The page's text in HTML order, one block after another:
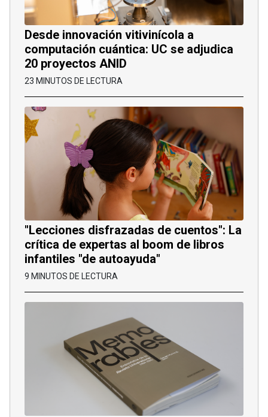
Desde innovación vitivinícola a
computación cuántica: UC se adjudica
20 proyectos ANID
23 MINUTOS DE LECTURA
"Lecciones disfrazadas de cuentos": La
crítica de expertas al boom de libros
infantiles "de autoayuda"
9 MINUTOS DE LECTURA